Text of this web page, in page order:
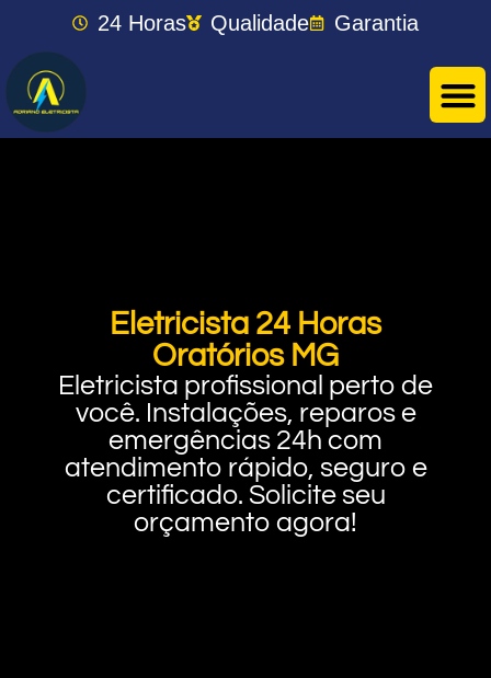
24 Horas Qualidade Garantia
Eletricista 24 Horas
Oratórios MG
Eletricista profissional perto de
você. Instalações, reparos e
emergências 24h com
atendimento rápido, seguro e
certificado. Solicite seu
orçamento agora!